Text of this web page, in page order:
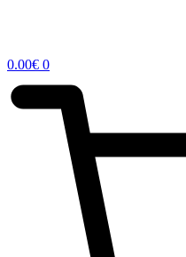
0.00€ 0